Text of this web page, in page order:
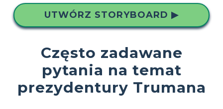
UTWÓRZ STORYBOARD ▶
Często zadawane
pytania na temat
prezydentury Trumana